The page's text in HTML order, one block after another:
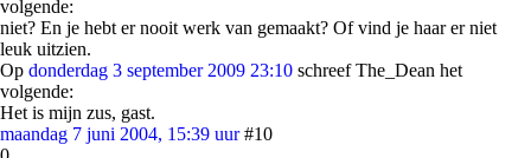
volgende:
niet? En je hebt er nooit werk van gemaakt? Of vind je haar er niet
leuk uitzien.
Op donderdag 3 september 2009 23:10 schreef The_Dean het
volgende:
Het is mijn zus, gast.
maandag 7 juni 2004, 15:39 uur #10